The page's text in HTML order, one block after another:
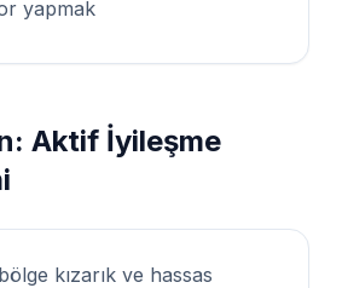
yapmak
Aktif İyileşme
kızarık ve hassas